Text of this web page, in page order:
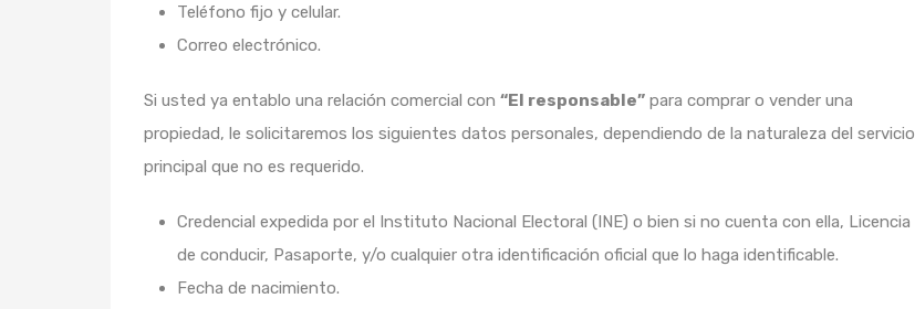
Teléfono fijo y celular.
Correo electrónico.
Si usted ya entablo una relación comercial con “El responsable” para comprar o vender una
propiedad, le solicitaremos los siguientes datos personales, dependiendo de la naturaleza del servicio
principal que no es requerido.
Credencial expedida por el Instituto Nacional Electoral (INE) o bien si no cuenta con ella, Licencia
de conducir, Pasaporte, y/o cualquier otra identificación oficial que lo haga identificable.
Fecha de nacimiento.